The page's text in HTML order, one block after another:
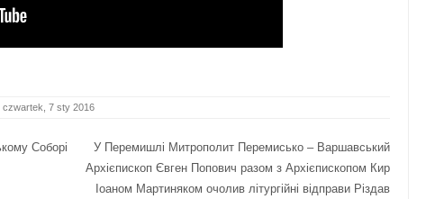
czwartek, 7 sty 2016
Соборі
У Перемишлі Митрополит Перемисько – Варшавський
Архієпископ Євген Попович разом з Архієпископом Кир
Іоаном Мартиняком очолив літургійні відправи Різдав